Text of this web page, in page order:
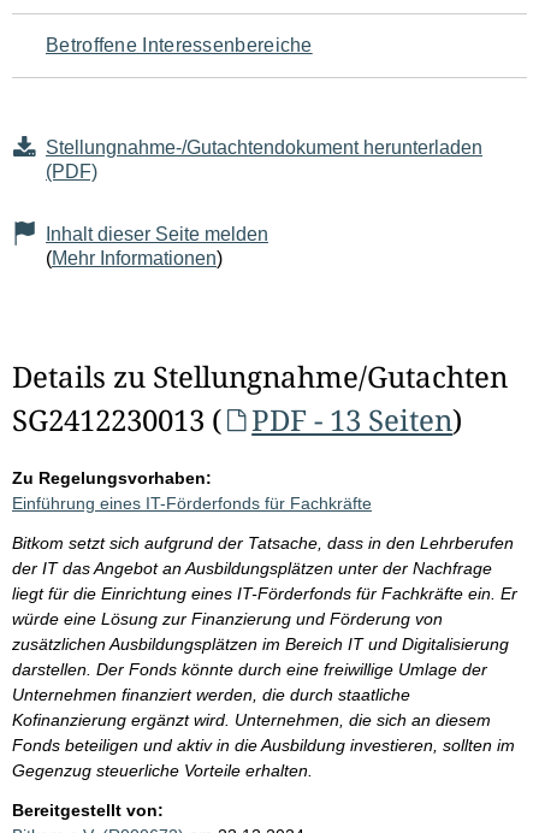
für
den
Seiteninhalt
Betroffene Interessenbereiche
Stellungnahme-/Gutachtendokument herunterladen
(PDF)
Inhalt dieser Seite melden
(Mehr Informationen)
Details zu Stellungnahme/Gutachten
SG2412230013 (
PDF - 13 Seiten)
Zu Regelungsvorhaben:
Einführung eines IT-Förderfonds für Fachkräfte
Bitkom setzt sich aufgrund der Tatsache, dass in den Lehrberufen
der IT das Angebot an Ausbildungsplätzen unter der Nachfrage
liegt für die Einrichtung eines IT-Förderfonds für Fachkräfte ein. Er
würde eine Lösung zur Finanzierung und Förderung von
zusätzlichen Ausbildungsplätzen im Bereich IT und Digitalisierung
darstellen. Der Fonds könnte durch eine freiwillige Umlage der
Unternehmen finanziert werden, die durch staatliche
Kofinanzierung ergänzt wird. Unternehmen, die sich an diesem
Fonds beteiligen und aktiv in die Ausbildung investieren, sollten im
Gegenzug steuerliche Vorteile erhalten.
Bereitgestellt von: